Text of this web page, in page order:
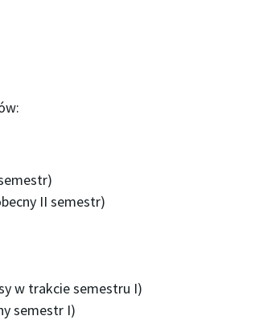
II semestr)
w trakcie semestru I)
semestr I)